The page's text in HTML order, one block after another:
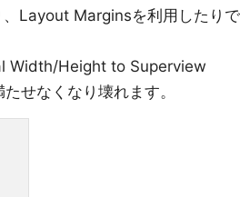
Layout Marginsを利用したりで
Width/Height to Superview
せなくなり壊れます。